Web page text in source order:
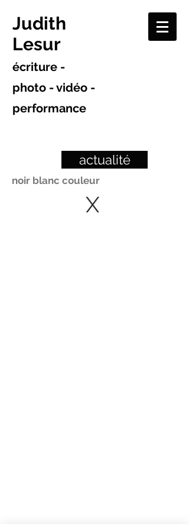
Judith
Lesur
écriture -
photo - vidéo -
performance
actualité
noir blanc couleur
X